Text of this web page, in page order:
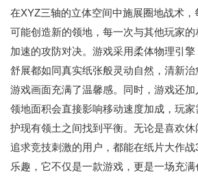
在XYZ三轴的立体空间中施展圈地战术
可能创造新的领地，每一次与其他玩家
加速的攻防对决。游戏采用柔体物理引擎
舒展都如同真实纸张般灵动自然，清新
游戏画面充满了温馨感。同时，游戏还加
领地面积会直接影响移动速度加成，玩
护现有领土之间找到平衡。无论是喜欢
追求竞技刺激的用户，都能在纸片大作
乐趣，它不仅是一款游戏，更是一场充